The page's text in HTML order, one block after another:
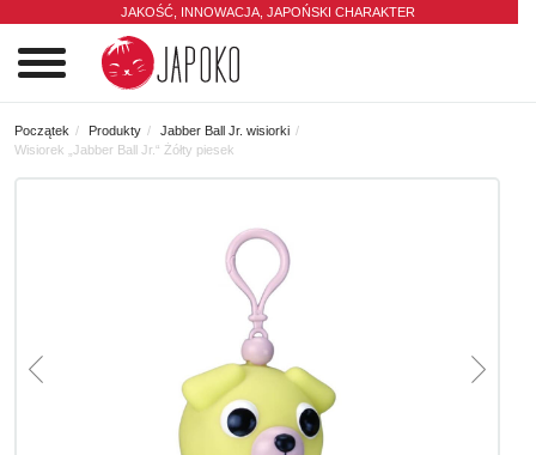
JAKOŚĆ, INNOWACJA, JAPOŃSKI CHARAKTER
Początek Produkty
Jabber Ball Jr. wisiorki
Wisiorek „Jabber Ball Jr.“ Żółty piesek